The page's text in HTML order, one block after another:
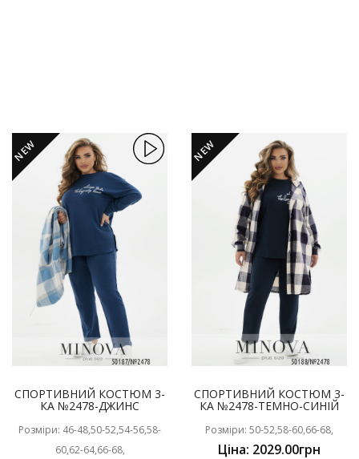
NEW
СПОРТИВНИЙ КОСТЮМ 3-
КА №2478-ДЖИНС
Розміри: 46-48,50-52,54-56,58-
60,62-64,66-68,
NEW
СПОРТИВНИЙ КОСТЮМ 3-
КА №2478-ТЕМНО-СИНІЙ
Розміри: 50-52,58-60,66-68,
Ціна: 2029.00грн